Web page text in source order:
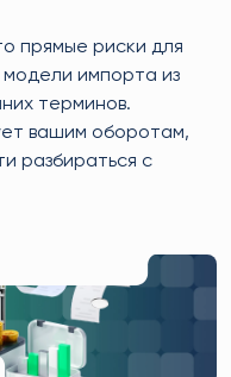
прямые риски для
импорта из
терминов.
вашим оборотам,
разбираться с